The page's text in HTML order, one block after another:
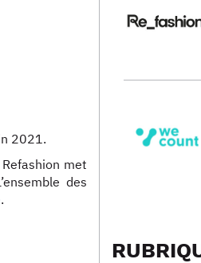
2021.
met
des
.